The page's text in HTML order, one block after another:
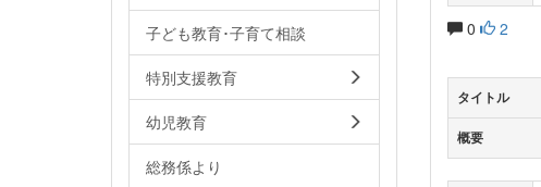
0 2
タイトル
概要
子ども教育･子育て相談
特別支援教育
幼児教育
総務係より